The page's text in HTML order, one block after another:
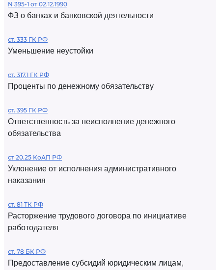
N 395-1 от 02.12.1990
ФЗ о банках и банковской деятельности
ст. 333 ГК РФ
Уменьшение неустойки
ст. 317.1 ГК РФ
Проценты по денежному обязательству
ст. 395 ГК РФ
Ответственность за неисполнение денежного
обязательства
ст 20.25 КоАП РФ
Уклонение от исполнения административного
наказания
ст. 81 ТК РФ
Расторжение трудового договора по инициативе
работодателя
ст. 78 БК РФ
Предоставление субсидий юридическим лицам,